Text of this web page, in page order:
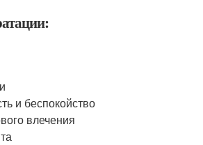
и беспокойство
влечения